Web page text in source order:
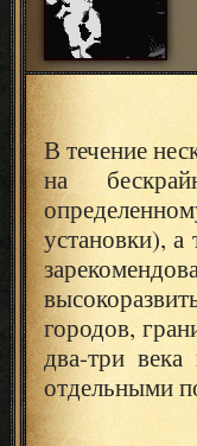
В течение
на
установки),
городов,
два-три
отдельными